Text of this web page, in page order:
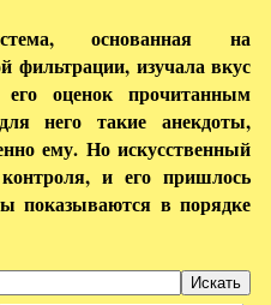
основанная на
фильтрации, изучала вкус
его оценок прочитанным
него такие анекдоты,
ему. Но искусственный
и его пришлось
показываются в порядке